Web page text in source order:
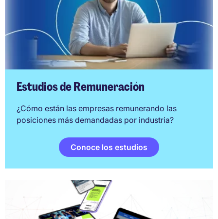
Estudios de Remuneración
¿Cómo están las empresas remunerando las
posiciones más demandadas por industria?
Conoce los estudios